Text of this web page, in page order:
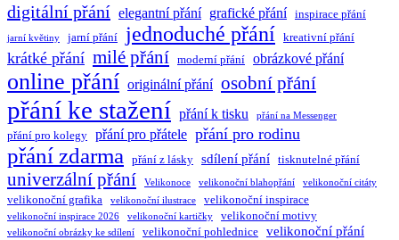
digitální přání elegantní přání grafické přání inspirace přání
jarní květiny jarní přání jednoduché přání kreativní přání
krátké přání milé přání moderní přání obrázkové přání
online přání originální přání osobní přání
přání ke stažení přání k tisku přání na Messenger
přání pro kolegy přání pro přátele přání pro rodinu
přání zdarma přání z lásky sdílení přání tisknutelné přání
univerzální přání Velikonoce velikonoční blahopřání velikonoční citáty
velikonoční grafika velikonoční ilustrace velikonoční inspirace
velikonoční inspirace 2026 velikonoční kartičky velikonoční motivy
velikonoční obrázky ke sdílení velikonoční pohlednice velikonoční přání